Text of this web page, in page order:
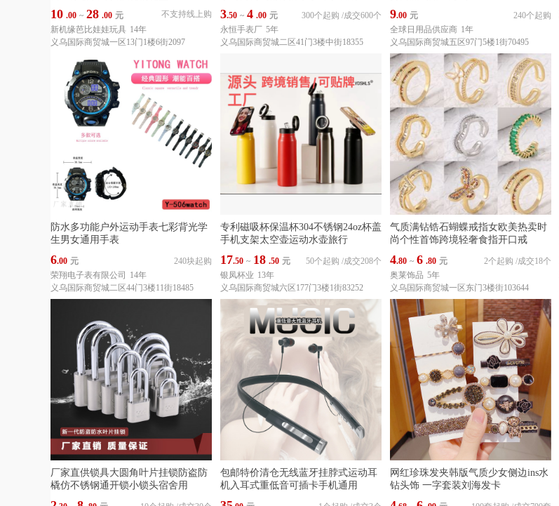
10 .00 ~ 28 .00 元
不支持线上购
新机缘芭比娃娃玩具 14年
义乌国际商贸城一区13门1楼6街2097
3.50 ~ 4 .00 元 成交600个
300个起购 /
永恒手表厂 5年
义乌国际商贸城二区41门3楼中街18355
9.00 元
240个起购
全球日用品供应商 1年
义乌国际商贸城五区97门5楼1街70495
防水多功能户外运动手表七彩背光学
生男女通用手表
6.00 元
240块起购
荣翔电子表有限公司
14年
义乌国际商贸城二区44门3楼11街18485
专利磁吸杯保温杯304不锈钢24oz杯盖
手机支架太空壶运动水壶旅行
17.50 ~ 18 .50 元 成交208个
50个起购 /
银凤杯业 13年
义乌国际商贸城六区177门3楼1街83252
气质满钻锆石蝴蝶戒指女欧美热卖时
尚个性首饰跨境轻奢食指开口戒
4.80 ~ 6 .80 元 成交18个
2个起购 /
奥莱饰品 5年
义乌国际商贸城一区东门3楼街103644
厂家直供锁具大圆角叶片挂锁防盗防
橇仿不锈钢通开锁小锁头宿舍用
包邮特价清仓无线蓝牙挂脖式运动耳
机入耳式重低音可插卡手机通用
网红珍珠发夹韩版气质少女侧边ins水
钻头饰 一字套装刘海发卡